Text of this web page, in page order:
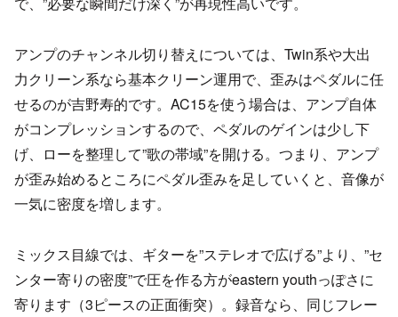
アンプのチャンネル切り替えについては、Twin系や大出
力クリーン系なら基本クリーン運用で、歪みはペダルに任
せるのが吉野寿的です。AC15を使う場合は、アンプ自体
がコンプレッションするので、ペダルのゲインは少し下
げ、ローを整理して”歌の帯域”を開ける。つまり、アンプ
が歪み始めるところにペダル歪みを足していくと、音像が
一気に密度を増します。
ミックス目線では、ギターを”ステレオで広げる”より、”セ
ンター寄りの密度”で圧を作る方がeastern youthっぽさに
寄ります（3ピースの正面衝突）。録音なら、同じフレー